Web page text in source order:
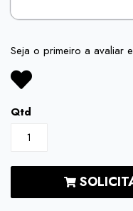
Seja o primeiro a avaliar
Qtd
Skip
the
beginning
of
images
gallery